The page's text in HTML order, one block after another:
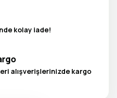
kolay iade!
alışverişlerinizde kargo